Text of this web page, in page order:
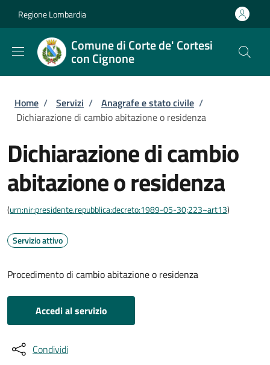
Regione Lombardia
Comune di Corte de' Cortesi
con Cignone
Briciole di pane
Home / Servizi / Anagrafe e stato civile /
Dichiarazione di cambio abitazione o residenza
Dichiarazione di cambio
abitazione o residenza
(urn:nir:presidente.repubblica:decreto:1989-05-30;223~art13)
Servizio attivo
Procedimento di cambio abitazione o residenza
Accedi al servizio
Condividi